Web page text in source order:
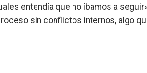
entendía que no íbamos a
sin conflictos internos, algo